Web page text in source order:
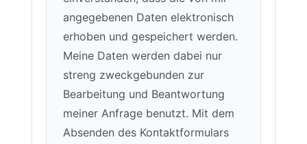
angegebenen Daten elektronisch
erhoben und gespeichert werden.
Meine Daten werden dabei nur
streng zweckgebunden zur
Bearbeitung und Beantwortung
meiner Anfrage benutzt. Mit dem
Absenden des Kontaktformulars